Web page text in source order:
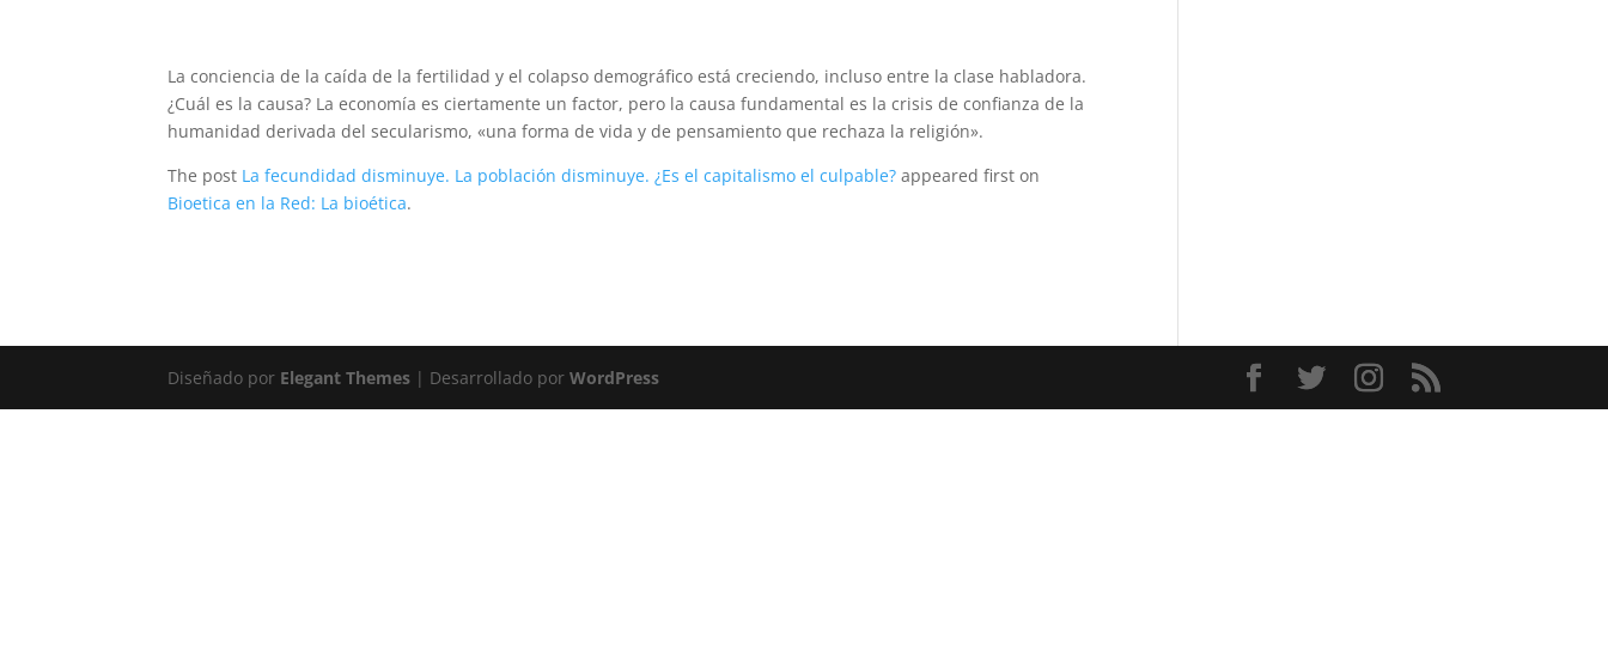
La conciencia de la caída de la fertilidad y el colapso demográfico está creciendo, incluso entre la clase habladora.
¿Cuál es la causa? La economía es ciertamente un factor, pero la causa fundamental es la crisis de confianza de la
humanidad derivada del secularismo, «una forma de vida y de pensamiento que rechaza la religión».
The post La fecundidad disminuye. La población disminuye. ¿Es el capitalismo el culpable? appeared first on
Bioetica en la Red: La bioética.
Diseñado por Elegant Themes | Desarrollado porWordPress